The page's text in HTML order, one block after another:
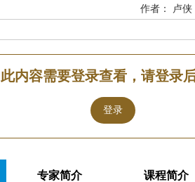
作者： 卢侠
此内容需要登录查看，请登录
登录
专家简介 课程简介